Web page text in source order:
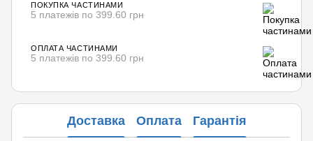
ПОКУПКА ЧАСТИНАМИ
5 платежів по 399.60 грн
ОПЛАТА ЧАСТИНАМИ
5 платежів по 399.60 грн
Доставка Оплата Гарантія